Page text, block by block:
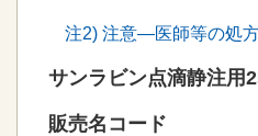
注2) 注意―医師等の処
サンラビン点滴静注用
販売名コード